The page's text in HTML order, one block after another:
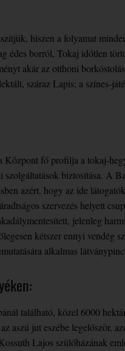
hiszen a folyamat
édes borról, Tokaj időtlen
akár az otthoni
száraz Lapis; a színes-
fő profilja a tokaj-
szolgáltatások biztosítása. A
azért, hogy az ide
szervezés helyett
jelenleg
kétszer ennyi vendég
alkalmas
található, közel 6000
aszú jut eszébe legelőször,
Lajos szülőházának